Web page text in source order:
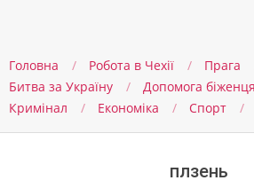
Головна Робота в Чехії Прага
Битва за Україну
Допомога
Кримінал
Економіка Спорт
плзень